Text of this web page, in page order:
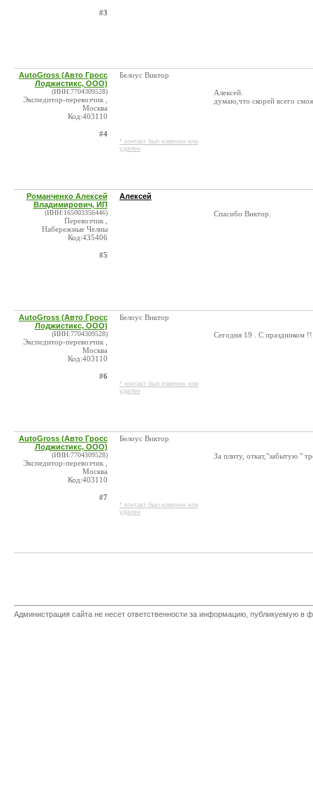
#3
AutoGross (Авто Гросс
Лоджистикс, ООО)
(ИНН:7704309528)
Экспедитор-перевозчик ,
Москва
Код:403110
#4
Белоус Виктор
* контакт был изменен или
удален
Алексей.
думаю,что скорей всего
Романченко Алексей
Владимирович, ИП
(ИНН:165003356446)
Перевозчик ,
Набережные Челны
Код:435406
#5
Алексей
Спасибо Виктор.
AutoGross (Авто Гросс
Лоджистикс, ООО)
(ИНН:7704309528)
Экспедитор-перевозчик ,
Москва
Код:403110
#6
Белоус Виктор
* контакт был изменен или
удален
Сегодня 19 . С праздником !!
AutoGross (Авто Гросс
Лоджистикс, ООО)
(ИНН:7704309528)
Экспедитор-перевозчик ,
Москва
Код:403110
#7
Белоус Виктор
* контакт был изменен или
удален
За плиту, откат,"забытую "
Администрация сайта не несет ответственности за информацию, публикуемую